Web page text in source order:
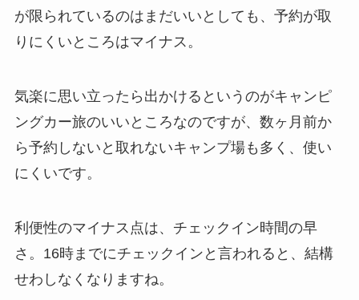
が限られているのはまだいいとしても、予約が取
りにくいところはマイナス。
気楽に思い立ったら出かけるというのがキャンピ
ングカー旅のいいところなのですが、数ヶ月前か
ら予約しないと取れないキャンプ場も多く、使い
にくいです。
利便性のマイナス点は、チェックイン時間の早
さ。16時までにチェックインと言われると、結構
せわしなくなりますね。